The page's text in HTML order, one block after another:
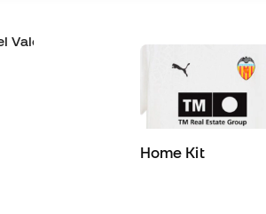
Valencia CF
Home Kit